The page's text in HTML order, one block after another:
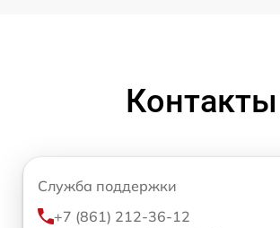
Контакты
Служба поддержки
+7 (861) 212-36-12